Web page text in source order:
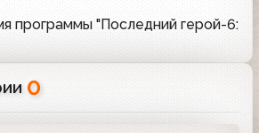
программы "Последний герой-6:
0